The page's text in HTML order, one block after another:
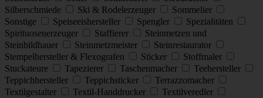
Silberschmiede
Ski & Rodelerzeuger
Sommelier
Sonstige
Speiseeishersteller Spengler
Spezialitäten
Spirituosenerzeuger
Staffierer
Steinmetzen und
Steinbildhauer
Steinmetzmeister
Steinrestaurator
Stempelhersteller & Flexografen
Sticker
Stoffmaler
Stuckateure
Tapezierer Taschenmacher
Teehersteller
Teppichhersteller
Teppichsticker
Terrazzomacher
Textilgestalter
Textil-Handdrucker
Textilveredler